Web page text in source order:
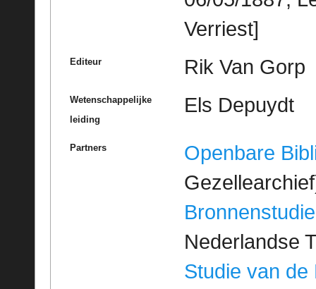
Verriest]
Editeur Rik Van Gorp
Wetenschappelijke
leiding
Els Depuydt
Partners
Openbare
Bronnenstudie
Nederlandse
Studie van de